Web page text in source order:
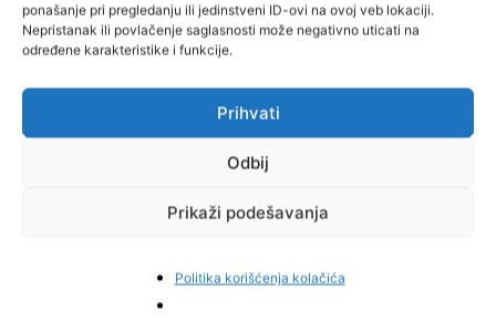
ponašanje pri pregledanju ili jedinstveni ID-ovi na ovoj veb lokaciji.
Nepristanak ili povlačenje saglasnosti može negativno uticati na
određene karakteristike i funkcije.
Prihvati
Odbij
Prikaži podešavanja
Politika korišćenja kolačića
Najnovije vijesti